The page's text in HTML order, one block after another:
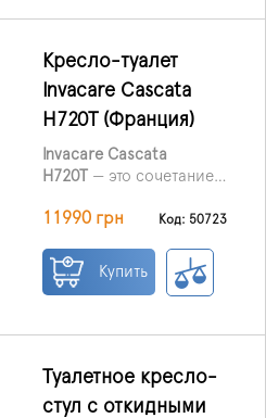
облегчают посадку и
вставание, помогая
пользователю
чувствовать больше
самостоятельности в
повседневных
гигиенических
процедурах.
Кресло-туалет
Invacare Cascata
H720T (Франция)
Invacare Cascata
H720T
— это сочетание
компактности и
которое легко
вписывается даже в
11990 грн Код: 50723
Купить
Туалетное кресло-
стул с откидными